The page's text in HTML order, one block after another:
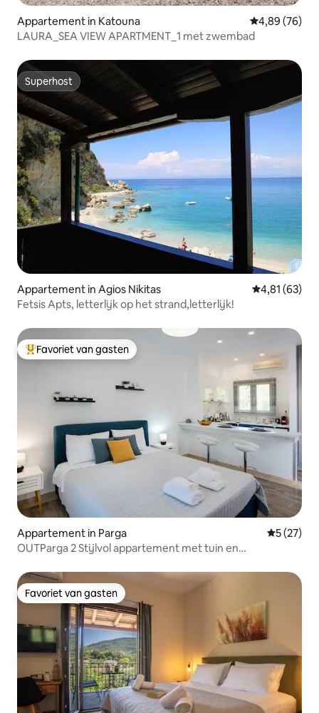
Appartement in Katouna Gemiddelde
4,89 (76)
LAURA_SEA VIEW APARTMENT_1 met zwembad
Superhost
Superhost
Appartement in Agios Nikitas Gemiddelde
4,81 (63)
Fetsis Apts, letterlijk op het strand,letterlijk!
Topfavoriet van gasten
Favoriet van gasten
Appartement in Parga
5 (27)
OUTParga 2 Stijlvol appartement met tuin en
Favoriet van gasten
Favoriet van gasten